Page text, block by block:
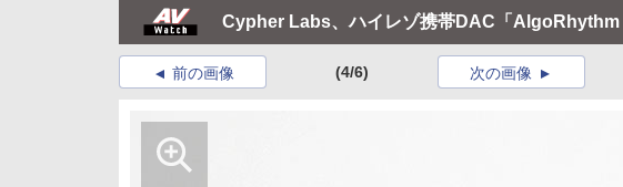
Cypher Labs、ハイレゾ携帯DAC「AlgoRhythm
前の画像 (4/6) 次の画像